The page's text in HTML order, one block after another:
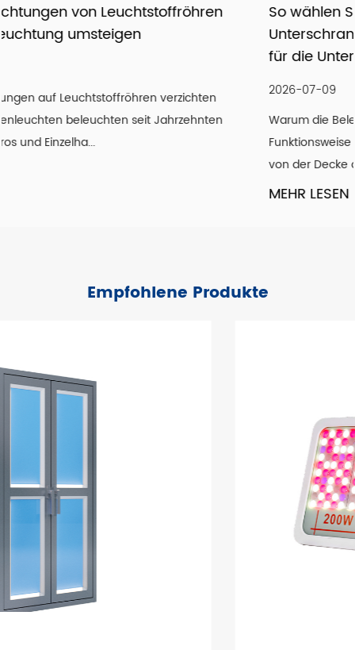
etablieren und bis 2024 einen Umsatz von 45 Millionen
US-Dollar erzielen.
Mit unserer Motivation, „jede Zusammenarbeit durch
hochwertige Fertigung zu gestalten“, sind wir stolz darauf,
uns auf den Weltmärkten einen guten Ruf zu erarbeiten.
Nachbetreuung und vor allem durch unser Streben nach
So wählen Sie zwischen LED-
Unterschrankleuchten und LED-
2026-07-09
Warum die Beleuchtung unter der Arbeitsplatte die
Funktionsweise einer Küche verändert Eine
Empfohlene Produkte